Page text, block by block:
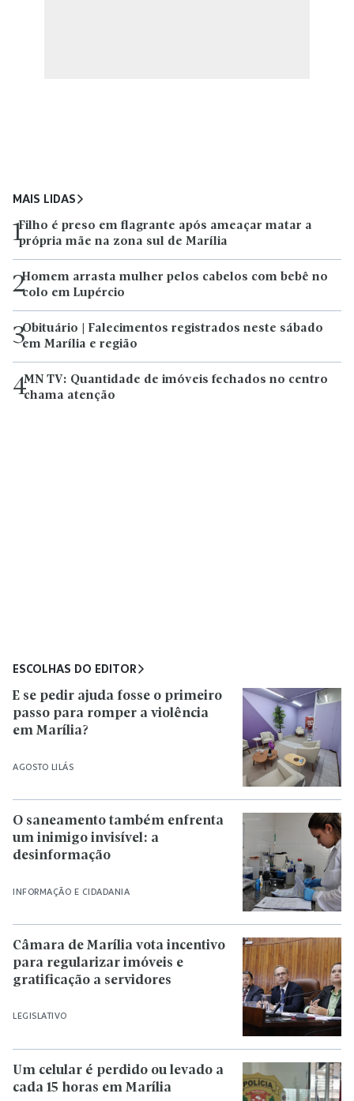
MAIS LIDAS
1Filho é preso em flagrante após ameaçar matar a
própria mãe na zona sul de Marília
2Homem arrasta mulher pelos cabelos com bebê no
colo em Lupércio
3Obituário | Falecimentos registrados neste sábado
em Marília e região
4MN TV: Quantidade de imóveis fechados no centro
chama atenção
ESCOLHAS DO EDITOR
AGOSTO LILÁS
E se pedir ajuda fosse o primeiro
passo para romper a violência
em Marília?
INFORMAÇÃO E CIDADANIA
O saneamento também enfrenta
um inimigo invisível: a
desinformação
LEGISLATIVO
Câmara de Marília vota incentivo
para regularizar imóveis e
gratificação a servidores
Um celular é perdido ou levado a
cada 15 horas em Marília